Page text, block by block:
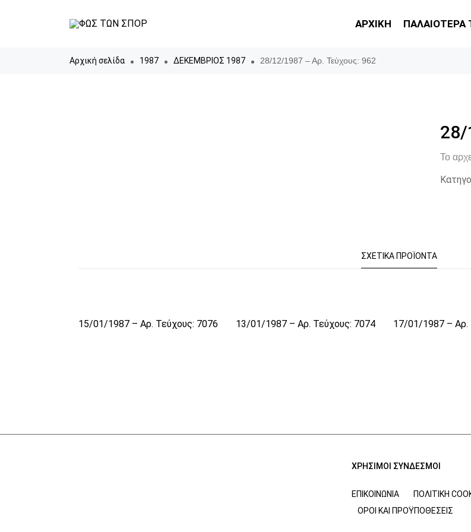
ΑΡΧΙΚΗ ΠΑΛΑΙΟΤΕΡΑ
Αρχική σελίδα 1987 ΔΕΚΕΜΒΡΙΟΣ 1987 28/12/1987 – Αρ. Τεύχους: 962
28/
Το
ΣΧΕΤΙΚΆ ΠΡΟΪΌΝΤΑ
15/01/1987 – Αρ. Τεύχους: 7076 13/01/1987 – Αρ. Τεύχους: 7074 17/01/1987 – Αρ.
ΧΡΗΣΙΜΟΙ ΣΥΝΔΕΣΜΟΙ
ΕΠΙΚΟΙΝΩΝΊΑ ΠΟΛΙΤΙΚΉ
ΌΡΟΙ ΚΑΙ ΠΡΟΫΠΟΘΈΣΕΙΣ